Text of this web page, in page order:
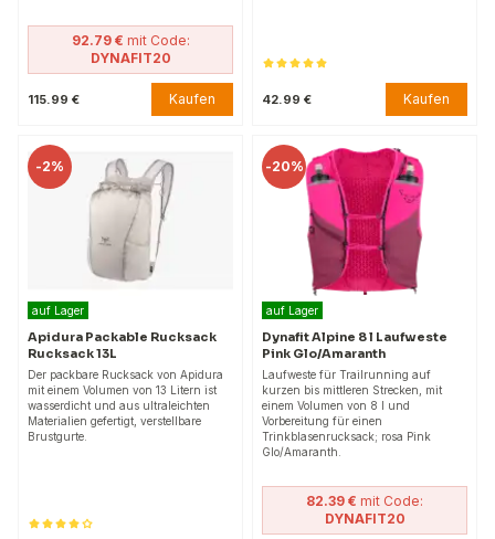
92.79 € mit Code:
DYNAFIT20
115.99 € Kaufen 42.99 € Kaufen
-2%
auf Lager
Apidura Packable Rucksack
Rucksack 13L
Der packbare Rucksack von Apidura
mit einem Volumen von 13 Litern ist
wasserdicht und aus ultraleichten
Materialien gefertigt, verstellbare
Brustgurte.
-20%
auf Lager
Dynafit Alpine 8 l Laufweste
Pink Glo/Amaranth
Laufweste für Trailrunning auf
kurzen bis mittleren Strecken, mit
einem Volumen von 8 l und
Vorbereitung für einen
Trinkblasenrucksack; rosa Pink
Glo/Amaranth.
82.39 € mit Code:
DYNAFIT20